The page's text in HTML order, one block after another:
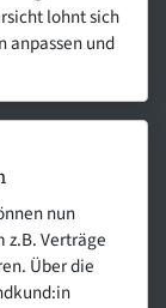
lohnt sich
anpassen und
nun
Verträge
Über die